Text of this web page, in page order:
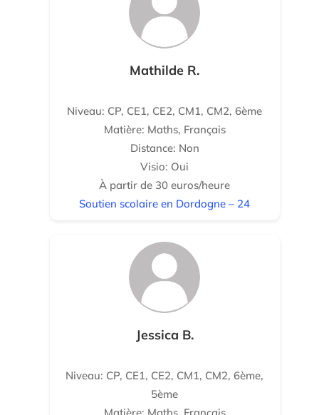
Mathilde R.
Niveau: CP, CE1, CE2, CM1, CM2, 6ème
Matière: Maths, Français
Distance: Non
Visio: Oui
À partir de 30 euros/heure
Soutien scolaire en Dordogne – 24
Jessica B.
Niveau: CP, CE1, CE2, CM1, CM2, 6ème,
5ème